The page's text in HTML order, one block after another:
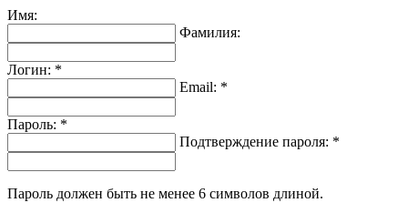
Имя:
Фамилия:
Логин: *
Email: *
Пароль: *
Подтверждение пароля: *
Пароль должен быть не менее 6 символов длиной.